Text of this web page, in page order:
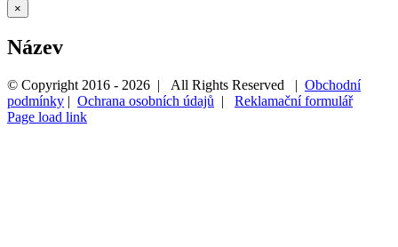
Zavřít
Rychlé
produktu
×
Název
© Copyright 2016 - 2026 | All Rights Reserved | Obchodní
podmínky | Ochrana osobních údajů | Reklamační formulář
Page load link